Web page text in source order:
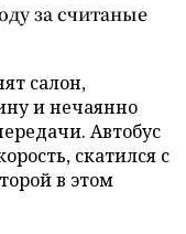
за считаные
салон,
и нечаянно
Автобус
скатился с
в этом